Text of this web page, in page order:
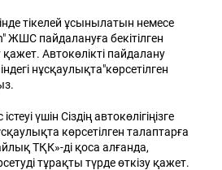
тікелей ұсынылатын немесе
ЖШС пайдалануға бекітілген
Автокөлікті пайдалану
нұсқаулықта"көрсетілген
үшін Сіздің автокөлігіңізге
көрсетілген талаптарға
ТҚК»-ді қоса алғанда,
тұрақты түрде өткізу қажет.